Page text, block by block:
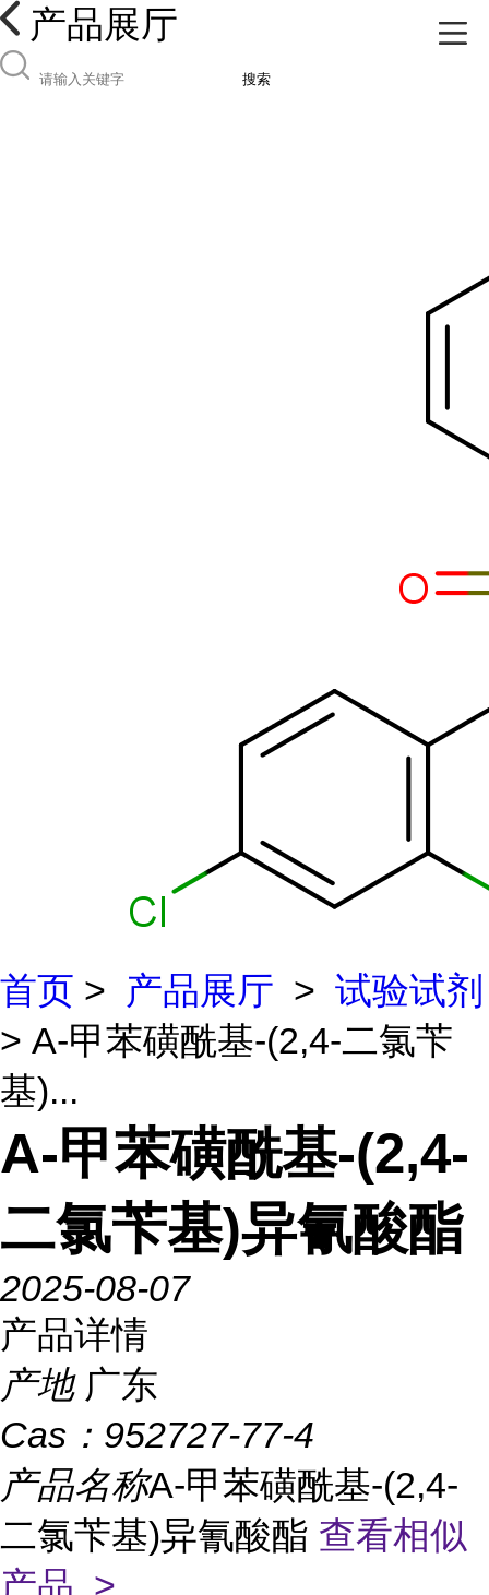
产品展厅
搜索
首页 > 产品展厅 > 试验试剂
> A-甲苯磺酰基-(2,4-二氯苄
基)...
A-甲苯磺酰基-(2,4-
二氯苄基)异氰酸酯
2025-08-07
产品详情
产地 广东
Cas： 952727-77-4
产品名称A-甲苯磺酰基-(2,4-
二氯苄基)异氰酸酯 查看相似
产品 >